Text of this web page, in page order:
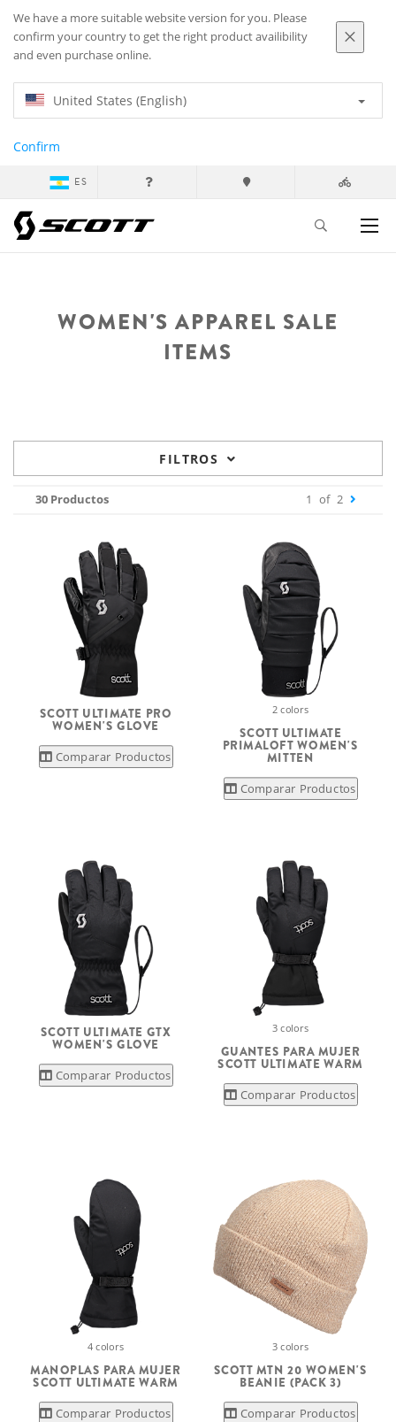
We have a more suitable website version for you. Please
confirm your country to get the right product availibility
and even purchase online.
United States (English)
Confirm
ES
WOMEN'S APPAREL SALE
ITEMS
FILTROS
30 Productos 1 of 2
SCOTT ULTIMATE PRO
WOMEN'S GLOVE
Comparar Productos
2 colors
SCOTT ULTIMATE
PRIMALOFT WOMEN'S
MITTEN
Comparar Productos
SCOTT ULTIMATE GTX
WOMEN'S GLOVE
Comparar Productos
3 colors
GUANTES PARA MUJER
SCOTT ULTIMATE WARM
Comparar Productos
4 colors
MANOPLAS PARA MUJER
SCOTT ULTIMATE WARM
Comparar Productos
3 colors
SCOTT MTN 20 WOMEN'S
BEANIE (PACK 3)
Comparar Productos